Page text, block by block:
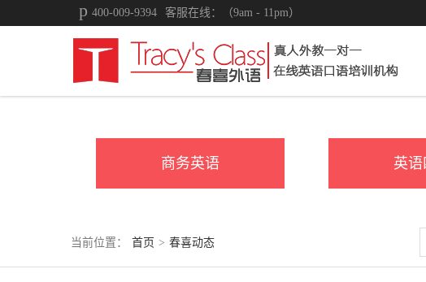
400-009-9394 客服在线：（9am - 11pm）
商务英语 英
当前位置： 首页 > 春喜动态